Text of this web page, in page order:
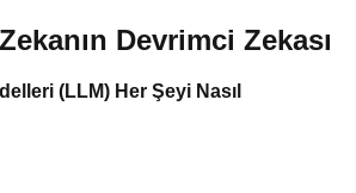
Devrimci Zekası
(LLM) Her Şeyi Nasıl